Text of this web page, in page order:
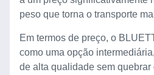
peso que torna o transporte
Em termos de preço, o
como uma opção
de alta qualidade sem